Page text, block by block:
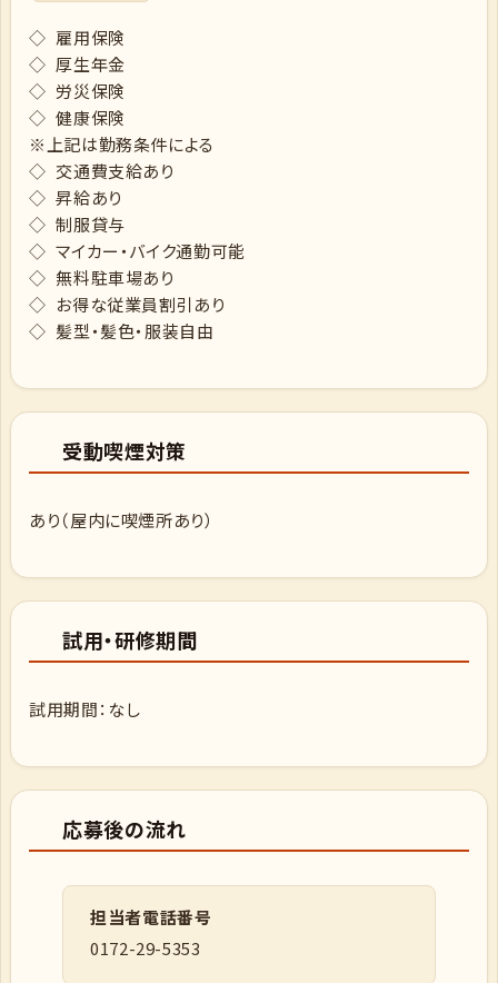
◇ 雇用保険
◇ 厚生年金
◇ 労災保険
◇ 健康保険
※上記は勤務条件による
◇ 交通費支給あり
◇ 昇給あり
◇ 制服貸与
◇ マイカー・バイク通勤可能
◇ 無料駐車場あり
◇ お得な従業員割引あり
◇ 髪型・髪色・服装自由
受動喫煙対策
あり（屋内に喫煙所あり）
試用・研修期間
試用期間：なし
応募後の流れ
担当者電話番号
0172-29-5353